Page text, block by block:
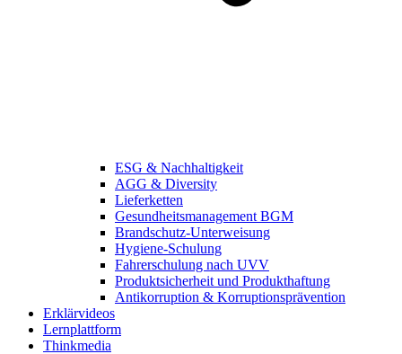
ESG & Nachhaltigkeit
AGG & Diversity
Lieferketten
Gesundheitsmanagement BGM
Brandschutz-Unterweisung
Hygiene-Schulung
Fahrerschulung nach UVV
Produktsicherheit und Produkthaftung
Antikorruption & Korruptionsprävention
Erklärvideos
Lernplattform
Thinkmedia